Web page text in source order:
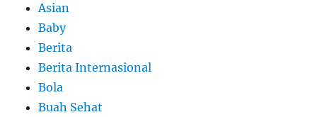
Asian
Baby
Berita
Berita Internasional
Bola
Buah Sehat